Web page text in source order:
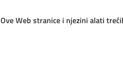
Ove Web stranice i njezini alati